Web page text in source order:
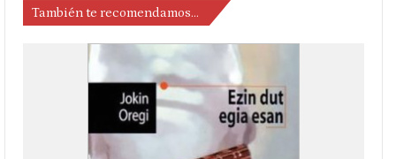
También te recomendamos…